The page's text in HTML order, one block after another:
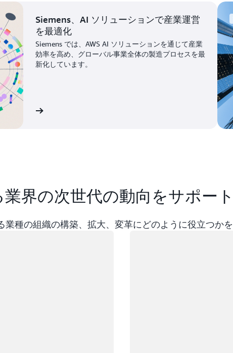
Siemens、AI ソリューションで産業運営
を最適化
Siemens では、AWS AI ソリューションを通じて産業
効率を高め、グローバル事業全体の製造プロセスを最
新化しています。
を見る
界の次世代の動向をサポート
業種の組織の構築、拡大、変革にどのように役立つかを